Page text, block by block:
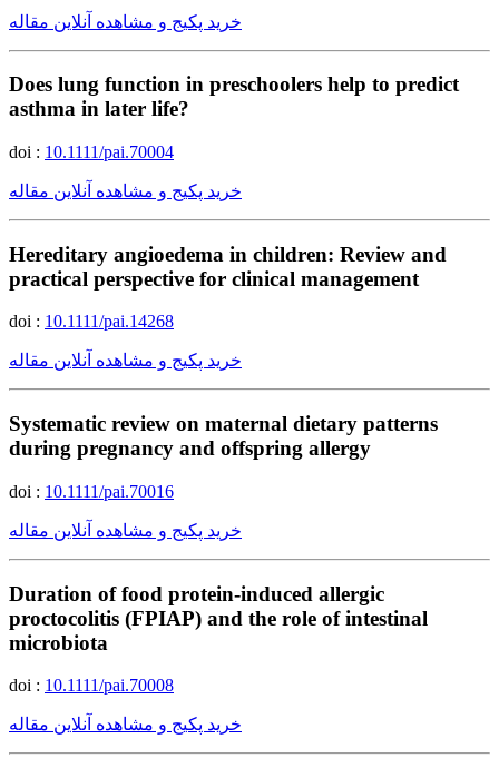
خرید پکیج و مشاهده آنلاین مقاله
Does lung function in preschoolers help to predict
asthma in later life?
doi : 10.1111/pai.70004
خرید پکیج و مشاهده آنلاین مقاله
Hereditary angioedema in children: Review and
practical perspective for clinical management
doi : 10.1111/pai.14268
خرید پکیج و مشاهده آنلاین مقاله
Systematic review on maternal dietary patterns
during pregnancy and offspring allergy
doi : 10.1111/pai.70016
خرید پکیج و مشاهده آنلاین مقاله
Duration of food protein-induced allergic
proctocolitis (FPIAP) and the role of intestinal
microbiota
doi : 10.1111/pai.70008
خرید پکیج و مشاهده آنلاین مقاله